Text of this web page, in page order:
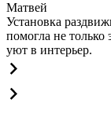
Матвей
Установка
помогла не только
уют в интерьер.